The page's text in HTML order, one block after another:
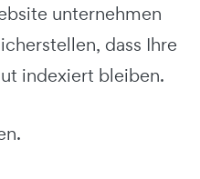
unternehmen
dass Ihre
indexiert bleiben.